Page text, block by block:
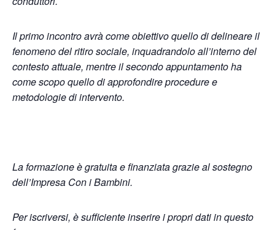
Il primo incontro avrà come obiettivo quello di delineare il
fenomeno del ritiro sociale, inquadrandolo all’interno del
contesto attuale, mentre il secondo appuntamento ha
come scopo quello di approfondire procedure e
metodologie di intervento.
La formazione è gratuita e finanziata grazie al sostegno
dell’Impresa Con i Bambini.
Per iscriversi, è sufficiente inserire i propri dati in questo